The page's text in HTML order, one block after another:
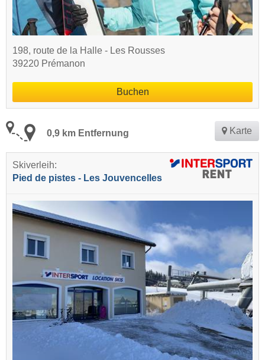
198, route de la Halle - Les Rousses
39220 Prémanon
Buchen
0,9 km Entfernung Karte
Skiverleih:
Pied de pistes - Les Jouvencelles